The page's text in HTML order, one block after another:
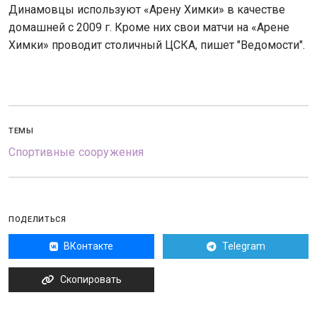
Динамовцы используют «Арену Химки» в качестве
домашней с 2009 г. Кроме них свои матчи на «Арене
Химки» проводит столичный ЦСКА, пишет "Ведомости".
ТЕМЫ
Спортивные сооружения
ПОДЕЛИТЬСЯ
ВКонтакте Telegram
Скопировать